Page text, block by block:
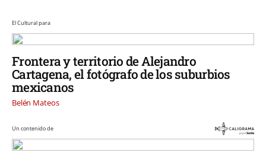
El Cultural para
Frontera y territorio de Alejandro
Cartagena, el fotógrafo de los suburbios
mexicanos
Belén Mateos
Un contenido de